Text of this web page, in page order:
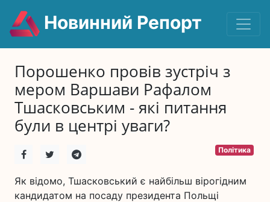
Новинний Репорт
Порошенко провів зустріч з
мером Варшави Рафалом
Тшасковським - які питання
були в центрі уваги?
Політика
Як відомо, Тшасковський є найбільш вірогідним
кандидатом на посаду президента Польщі